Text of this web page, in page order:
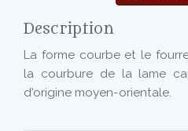
Description
La forme courbe et le
la courbure de la lame
d'origine moyen-orientale.